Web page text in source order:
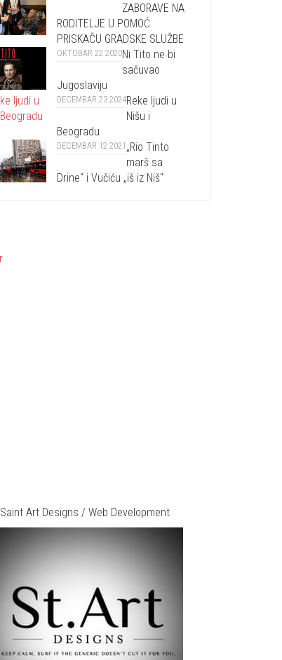
ZABORAVE NA
RODITELJE U POMOĆ
PRISKAČU GRADSKE SLUŽBE
OKTOBAR 22 2020Ni Tito ne bi
sačuvao
Jugoslaviju
DECEMBAR 23 2024Reke ljudi u
Nišu i
Beogradu
DECEMBAR 12 2021 „Rio Tinto
marš sa
Drine“ i Vučiću „iš iz Niš“
Saint Art Designs / Web Development